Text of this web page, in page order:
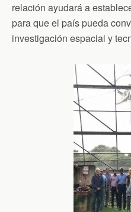
relación ayudará a
para que el país pueda
investigación espacial y